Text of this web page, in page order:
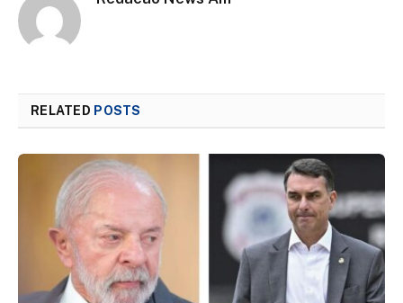
RELATED POSTS